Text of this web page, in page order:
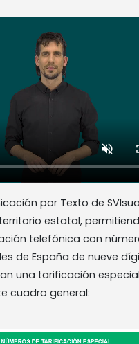
por Texto de
estatal,
telefónica con
de España de nueve
una tarificación especial
cuadro general: